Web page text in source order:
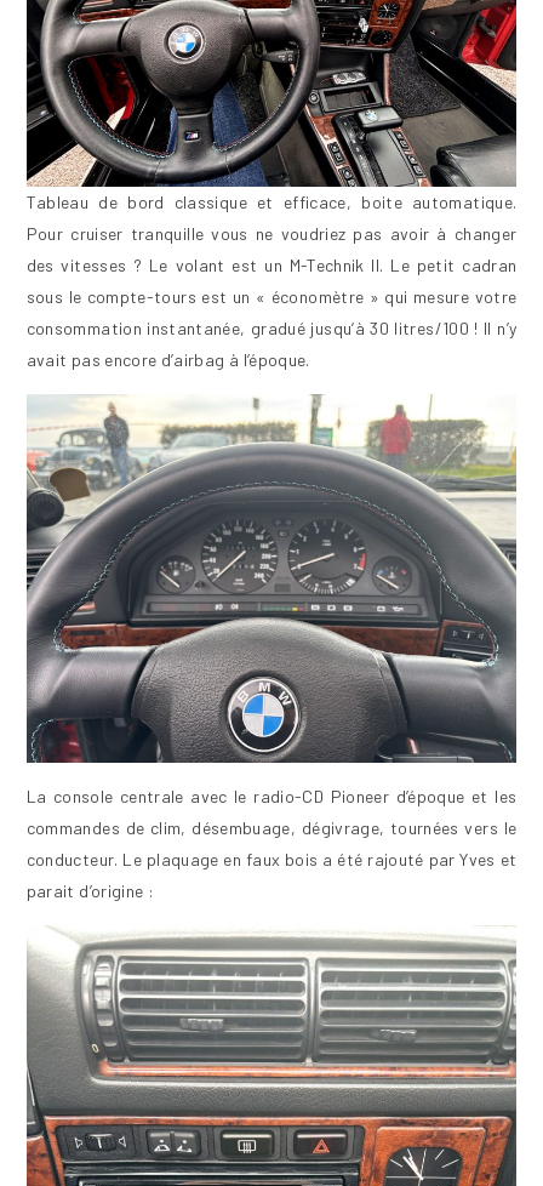
Tableau de bord classique et efficace, boite automatique.
Pour cruiser tranquille vous ne voudriez pas avoir à changer
des vitesses ? Le volant est un M-Technik II. Le petit cadran
sous le compte-tours est un « économètre » qui mesure votre
consommation instantanée, gradué jusqu’à 30 litres/100 ! Il n’y
avait pas encore d’airbag à l’époque.
La console centrale avec le radio-CD Pioneer d’époque et les
commandes de clim, désembuage, dégivrage, tournées vers le
conducteur. Le plaquage en faux bois a été rajouté par Yves et
parait d’origine :